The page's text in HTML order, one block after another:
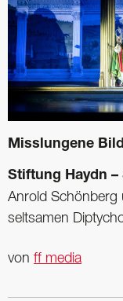
Misslungene
Stiftung Haydn
Anrold Schönberg
seltsamen
von ff media